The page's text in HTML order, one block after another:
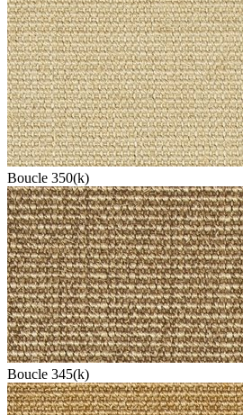
Boucle 350(k)
Boucle 345(k)